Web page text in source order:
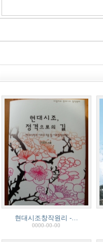
현대시조창작원리 -…
0000-00-00